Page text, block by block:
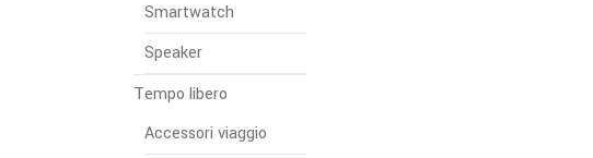
Smartwatch
Speaker
Tempo libero
Accessori viaggio